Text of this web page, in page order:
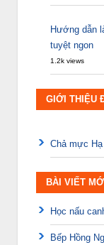
Hướng dẫn
tuyệt ngon
1.2k views
GIỚI THIỆU
Chả mực
BÀI VIẾT MỚI
Học nấu
Bếp Hồng